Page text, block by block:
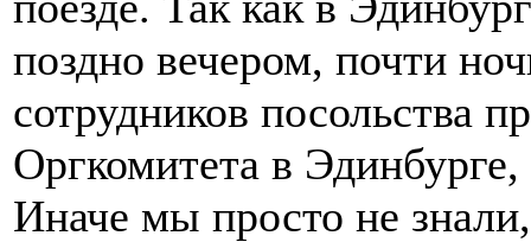
поздно вечером, почти
сотрудников посольства
Оргкомитета в
Иначе мы просто не